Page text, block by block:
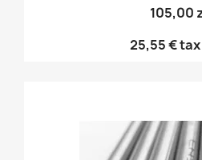
105,00
25,55 €tax